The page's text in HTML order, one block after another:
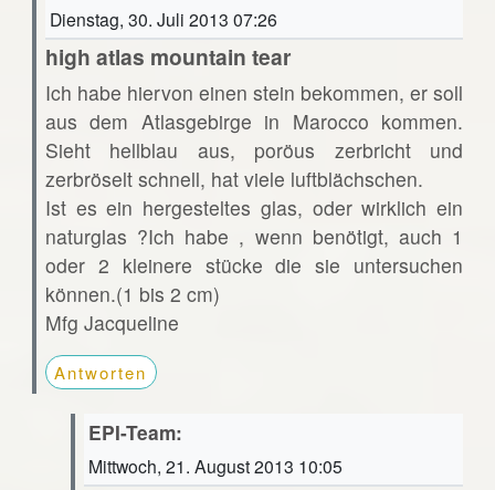
Dienstag, 30. Juli 2013 07:26
high atlas mountain tear
Ich habe hiervon einen stein bekommen, er soll
aus dem Atlasgebirge in Marocco kommen.
Sieht hellblau aus, poröus zerbricht und
zerbröselt schnell, hat viele luftblächschen.
Ist es ein hergesteltes glas, oder wirklich ein
naturglas ?Ich habe , wenn benötigt, auch 1
oder 2 kleinere stücke die sie untersuchen
können.(1 bis 2 cm)
Mfg Jacqueline
Antworten
EPI-Team:
Mittwoch, 21. August 2013 10:05